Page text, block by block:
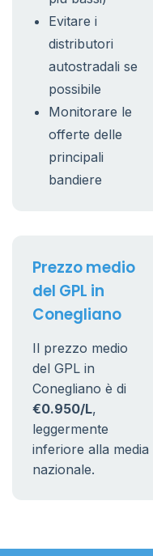
Evitare i
distributori
autostradali se
possibile
Monitorare le
offerte delle
principali
bandiere
Prezzo medio
del GPL in
Conegliano
Il prezzo medio
del GPL in
Conegliano è di
€0.950/L,
leggermente
inferiore alla media
nazionale.